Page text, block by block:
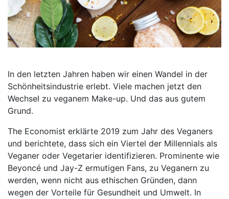
In den letzten Jahren haben wir einen Wandel in der
Schönheitsindustrie erlebt. Viele machen jetzt den
Wechsel zu veganem Make-up. Und das aus gutem
Grund.
The Economist erklärte 2019 zum Jahr des Veganers
und berichtete, dass sich ein Viertel der Millennials als
Veganer oder Vegetarier identifizieren. Prominente wie
Beyoncé und Jay-Z ermutigen Fans, zu Veganern zu
werden, wenn nicht aus ethischen Gründen, dann
wegen der Vorteile für Gesundheit und Umwelt. In